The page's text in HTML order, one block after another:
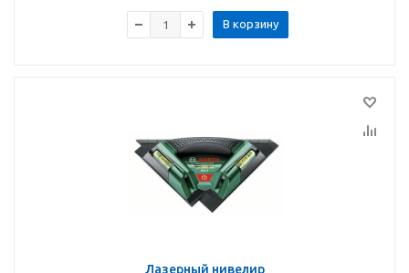
В корзину
Лазерный нивелир